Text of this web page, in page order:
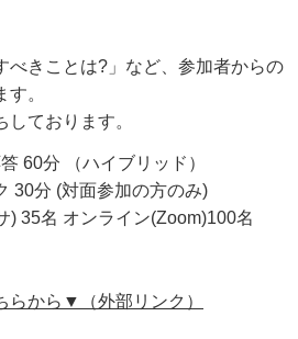
べきことは?」など、参加者からの
。
ております。
60分 （ハイブリッド）
30分 (対面参加の方のみ)
35名 オンライン(Zoom)100名
らから▼（外部リンク）